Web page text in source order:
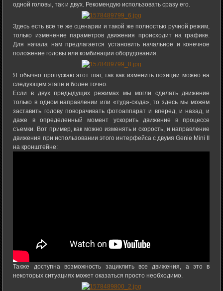
одной головы, так и двух. Рекомендую использовать сразу его.
Здесь есть все те же сценарии и такой же полностью ручной режим,
только изменение параметров движения происходит на графике.
Для начала нам предлагается установить начальное и конечное
положение головы или комбинации оборудования.
Я обычно пропускаю этот шаг, так как изменить позиции можно на
следующем этапе и более точно.
Если в двух предыдущих режимах мы могли сделать движение
только в одном направлении или «туда-сюда», то здесь мы можем
заставить голову поворачивать фотоаппарат и вперед, и назад, и
даже в определенный момент ускорить движение в процессе
съемки. Вот пример, как можно изменять и скорость, и направление
движения при использовании этого интерфейса с двумя Genie Mini II
на кронштейне:
Также доступна возможность зациклить все движения, а это в
некоторых ситуациях может оказаться просто необходимо.